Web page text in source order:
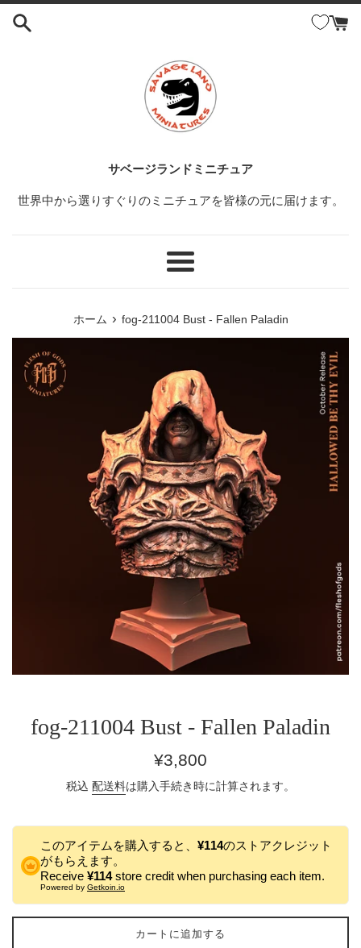
コ
サベージランドミニチュア
世界中から選りすぐりのミニチュアを皆様の元に届けます。
メ
ホーム › fog-211004 Bust - Fallen Paladin
fog-211004 Bust - Fallen Paladin
通
価
¥3,800
税込 配送料は購入手続き時に計算されます。
このアイテムを購入すると、 ¥114のストアクレジット
がもらえます。
Receive ¥114store credit when purchasing each item.
Powered by Getkoin.io
カートに追加する